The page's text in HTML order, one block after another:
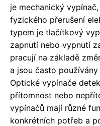
je mechanický
fyzického přerušení
typem je tlačítkový
zapnutí nebo vypnutí
pracují na základě
a jsou často
Optické vypínače
přítomnost nebo
vypínačů mají různé
konkrétních potřeb a